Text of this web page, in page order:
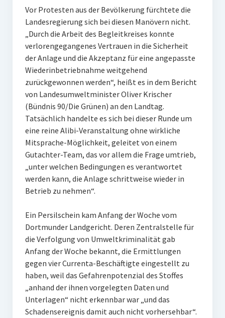
Vor Protesten aus der Bevölkerung fürchtete die
Landesregierung sich bei diesen Manövern nicht.
„Durch die Arbeit des Begleitkreises konnte
verlorengegangenes Vertrauen in die Sicherheit
der Anlage und die Akzeptanz für eine angepasste
Wiederinbetriebnahme weitgehend
zurückgewonnen werden“, heißt es in dem Bericht
von Landesumweltminister Oliver Krischer
(Bündnis 90/Die Grünen) an den Landtag.
Tatsächlich handelte es sich bei dieser Runde um
eine reine Alibi-Veranstaltung ohne wirkliche
Mitsprache-Möglichkeit, geleitet von einem
Gutachter-Team, das vor allem die Frage umtrieb,
„unter welchen Bedingungen es verantwortet
werden kann, die Anlage schrittweise wieder in
Betrieb zu nehmen“.
Ein Persilschein kam Anfang der Woche vom
Dortmunder Landgericht. Deren Zentralstelle für
die Verfolgung von Umweltkriminalität gab
Anfang der Woche bekannt, die Ermittlungen
gegen vier Currenta-Beschäftigte eingestellt zu
haben, weil das Gefahrenpotenzial des Stoffes
„anhand der ihnen vorgelegten Daten und
Unterlagen“ nicht erkennbar war „und das
Schadensereignis damit auch nicht vorhersehbar“.